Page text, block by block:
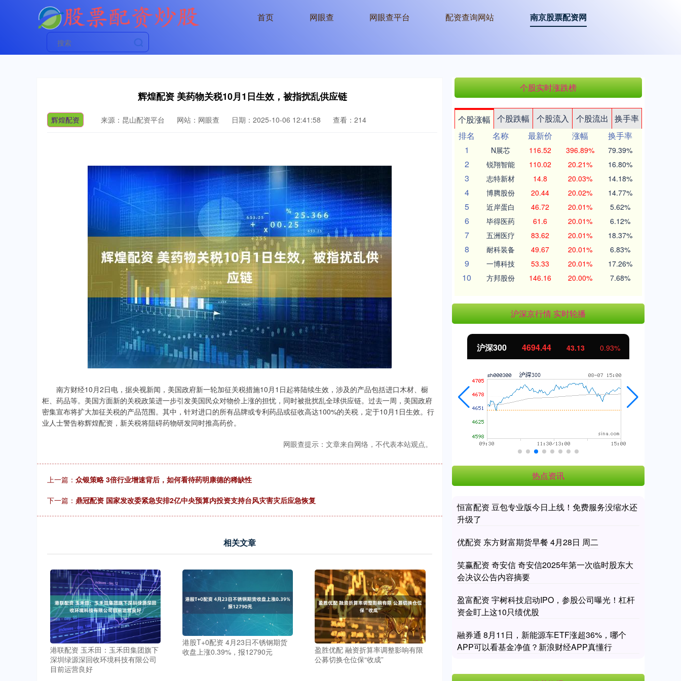
首页 网眼查 网眼查平台 配资查询网站 南京股票配资网
辉煌配资 美药物关税10月1日生效，被指扰乱供应链
辉煌配资 来源：昆山配资平台 网站：网眼查 日期：2025-10-06 12:41:58 查看：214
南方财经10月2日电，据央视新闻，美国政府新一轮加征关税措施10月1日起将陆续生效，涉及的产品包括进口木材、橱
柜、药品等。美国方面新的关税政策进一步引发美国民众对物价上涨的担忧，同时被批扰乱全球供应链。过去一周，美国政府
密集宣布将扩大加征关税的产品范围。其中，针对进口的所有品牌或专利药品或征收高达100%的关税，定于10月1日生效。行
业人士警告称辉煌配资，新关税将阻碍药物研发同时推高药价。
网眼查提示：文章来自网络，不代表本站观点。
上一篇： 众银策略 3倍行业增速背后，如何看待药明康德的稀缺性
下一篇： 鼎冠配资 国家发改委紧急安排2亿中央预算内投资支持台风灾害灾后应急恢复
相关文章
港联配资 玉禾田：玉禾田集团旗下
深圳绿源深回收环境科技有限公司
目前运营良好
港股T+0配资 4月23日不锈钢期货
收盘上涨0.39%，报12790元
盈胜优配 融资折算率调整影响有限
公募切换仓位保“收成”
个股实时涨跌榜
个股涨幅 个股跌幅 个股流入 个股流出
换手率
排名
名称 最新价 涨幅
换手率
1
N展芯 116.52 396.89% 79.39%
2 锐翔智能 110.02 20.21% 16.80%
3 志特新材 14.8 20.03% 14.18%
4 博腾股份 20.44 20.02% 14.77%
5 近岸蛋白 46.72 20.01% 5.62%
6 毕得医药 61.6 20.01% 6.12%
7 五洲医疗 83.62 20.01% 18.37%
8 耐科装备 49.67 20.01% 6.83%
9 一博科技 53.33 20.01% 17.26%
10 方邦股份 146.16 20.00% 7.68%
沪深京行情 实时轮播
上证指数 3940.04 39.68 1.02% 深证成指 14311.01 沪深300 4694.44 43.13 0.93%
热点资讯
恒富配资 豆包专业版今日上线！免费服务没缩水还
升级了
优配资 东方财富期货早餐 4月28日 周二
笑赢配资 奇安信 奇安信2025年第一次临时股东大
会决议公告内容摘要
盈富配资 宇树科技启动IPO，参股公司曝光！杠杆
资金盯上这10只绩优股
融券通 8月11日，新能源车ETF涨超36%，哪个
APP可以看基金净值？新浪财经APP真懂行